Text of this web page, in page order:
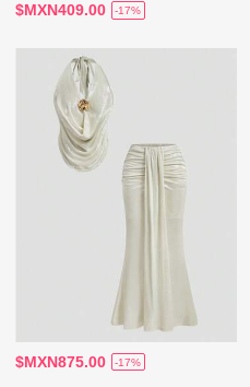
$MXN409.00 -17%
$MXN875.00 -17%